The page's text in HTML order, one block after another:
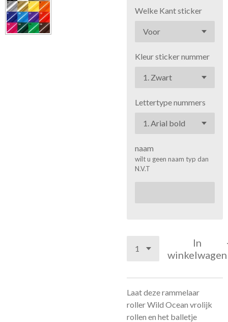
Welke Kant sticker
Kleur sticker nummer
Lettertype nummers
naam
wilt u geen naam typ dan
N.V.T
In
winkelwagen
Laat dezerammelaar
rollerWild Ocean vrolijk
rollen en het balletje